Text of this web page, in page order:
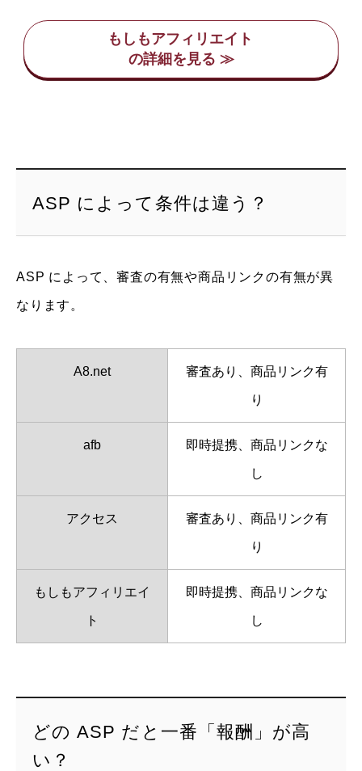
もしもアフィリエイト
ASP によって条件は違う？
ASP によって、審査の有無や商品リンクの有無が異
なります。
A8.net 審査あり、商品リンク有
り
afb 即時提携、商品リンクな
し
アクセス 審査あり、商品リンク有
り
もしもアフィリエイ
ト
即時提携、商品リンクな
し
どの ASP だと一番「報酬」が高
い？